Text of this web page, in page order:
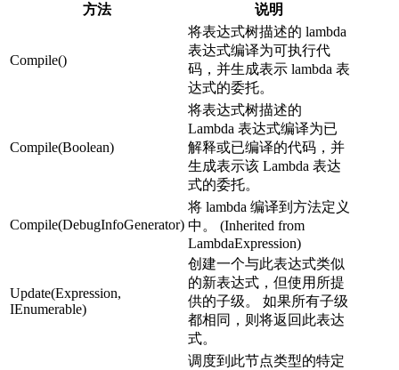
方法 说明
Compile()
将表达式树描述的 lambda
表达式编译为可执行代
码，并生成表示 lambda 表
达式的委托。
Compile(Boolean)
将表达式树描述的
Lambda 表达式编译为已
解释或已编译的代码，并
生成表示该 Lambda 表达
式的委托。
Compile(DebugInfoGenerator)
将 lambda 编译到方法定义
中。 (Inherited from
LambdaExpression)
Update(Expression,
IEnumerable)
创建一个与此表达式类似
的新表达式，但使用所提
供的子级。 如果所有子级
都相同，则将返回此表达
式。
调度到此节点类型的特定